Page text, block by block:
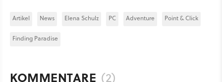
Artikel News Elena Schulz PC Adventure Point & Click
Finding Paradise
KOMMENTARE (2)